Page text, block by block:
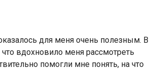
для меня очень полезным. В
вдохновило меня рассмотреть
помогли мне понять, на что